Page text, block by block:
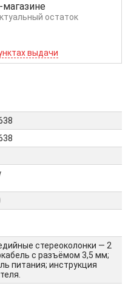
остаток
выдачи
стереоколонки — 2
с разъёмом 3,5 мм;
питания; инструкция